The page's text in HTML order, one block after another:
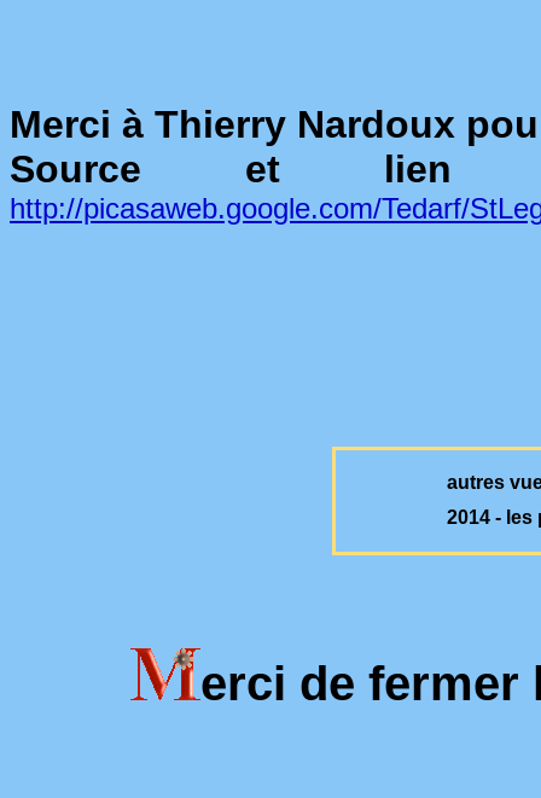
Merci à Thierry Nardoux
Source et lien
http://picasaweb.google.com/Tedarf/
autres
2014 -
erci de fermer